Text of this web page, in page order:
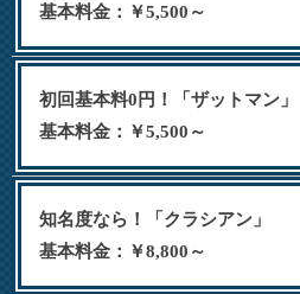
基本料金：￥5,500～
初回基本料0円！「ザットマン」
基本料金：￥5,500～
知名度なら！「クラシアン」
基本料金：￥8,800～